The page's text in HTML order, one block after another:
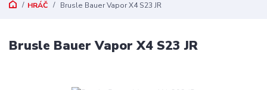
HRÁČ Brusle Bauer Vapor X4 S23 JR
Brusle Bauer Vapor X4 S23 JR